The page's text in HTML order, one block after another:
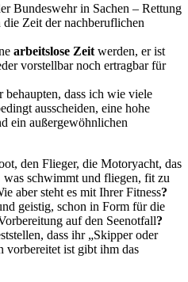
Bundeswehr in Sachen – Rettung
Zeit der nachberuflichen
arbeitslose Zeit werden, er ist
vorstellbar noch ertragbar für
dass ich wie viele
ausscheiden, eine hohe
ein außergewöhnlichen
den Flieger, die Motoryacht, das
schwimmt und fliegen, fit zu
aber steht es mit Ihrer Fitness?
geistig, schon in Form für die
auf den Seenotfall?
dass ihr „Skipper oder
vorbereitet ist gibt ihm das